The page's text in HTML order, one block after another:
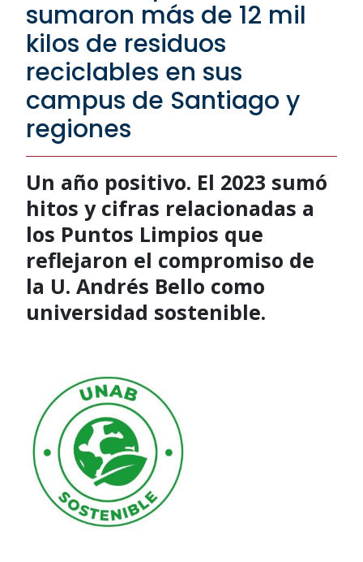
sumaron más de 12 mil
kilos de residuos
reciclables en sus
campus de Santiago y
regiones
Un año positivo. El 2023 sumó
hitos y cifras relacionadas a
los Puntos Limpios que
reflejaron el compromiso de
la U. Andrés Bello como
universidad sostenible.